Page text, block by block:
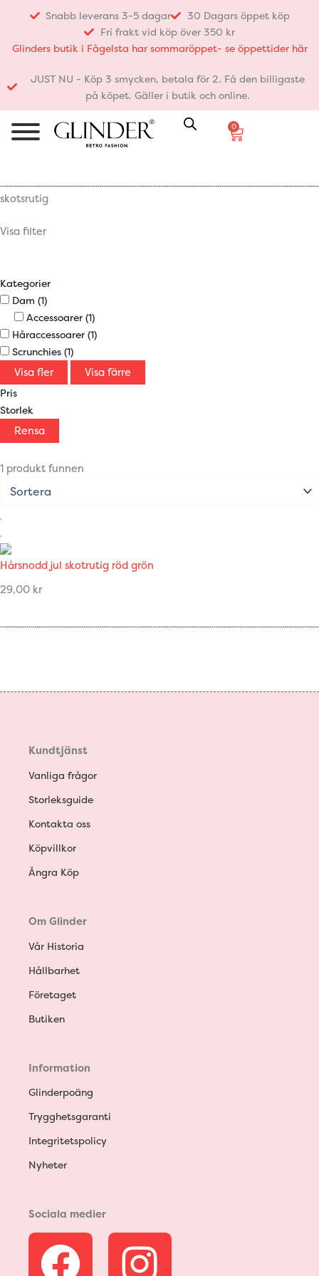
innehåll
Snabb leverans 3-5 dagar
30 Dagars öppet köp
Fri frakt vid köp över 350 kr
Glinders butik i Fågelsta har sommaröppet- se öppettider här
JUST NU - Köp 3 smycken, betala för 2. Få den billigaste
på köpet. Gäller i butik och online.
0
Varukorg
skotsrutig
Visa filter
Kategorier
Dam (1)
Accessoarer (1)
Håraccessoarer (1)
Scrunchies (1)
Visa fler Visa färre
Pris
Storlek
Rensa
1 produkt funnen
Hårsnodd jul skotrutig röd grön
29,00 kr
Kundtjänst
Vanliga frågor
Storleksguide
Kontakta oss
Köpvillkor
Ångra Köp
Om Glinder
Vår Historia
Hållbarhet
Företaget
Butiken
Information
Glinderpoäng
Trygghetsgaranti
Integritetspolicy
Nyheter
Sociala medier
F I